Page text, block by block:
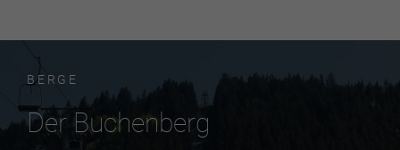
BERGE
Der Buchenberg